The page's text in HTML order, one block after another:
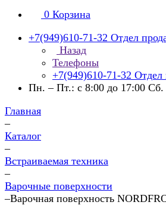
0 Корзина
+7(949)610-71-32 Отдел
Назад
Телефоны
+7(949)610-71-32 Отдел
Пн. – Пт.: с 8:00 до 17:00
Главная
–
Каталог
–
Встраиваемая техника
–
Варочные поверхности
–Варочная поверхность